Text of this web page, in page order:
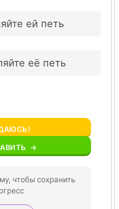
ей петь
её петь
→
чтобы сохранить